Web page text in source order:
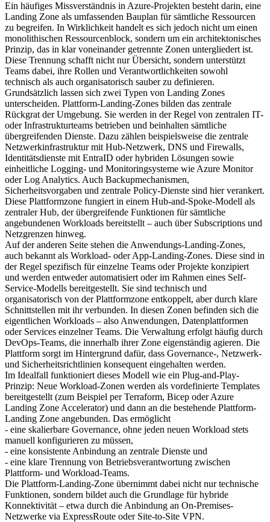
Ein häufiges Missverständnis in Azure-Projekten besteht darin, eine
Landing Zone als umfassenden Bauplan für sämtliche Ressourcen
zu begreifen. In Wirklichkeit handelt es sich jedoch nicht um einen
monolithischen Ressourcenblock, sondern um ein architektonisches
Prinzip, das in klar voneinander getrennte Zonen untergliedert ist.
Diese Trennung schafft nicht nur Übersicht, sondern unterstützt
Teams dabei, ihre Rollen und Verantwortlichkeiten sowohl
technisch als auch organisatorisch sauber zu definieren.
Grundsätzlich lassen sich zwei Typen von Landing Zones
unterscheiden. Plattform-Landing-Zones bilden das zentrale
Rückgrat der Umgebung. Sie werden in der Regel von zentralen IT-
oder Infrastrukturteams betrieben und beinhalten sämtliche
übergreifenden Dienste. Dazu zählen beispielsweise die zentrale
Netzwerkinfrastruktur mit Hub-Netzwerk, DNS und Firewalls,
Identitätsdienste mit EntraID oder hybriden Lösungen sowie
einheitliche Logging- und Monitoringsysteme wie Azure Monitor
oder Log Analytics. Auch Backupmechanismen,
Sicherheitsvorgaben und zentrale Policy-Dienste sind hier verankert.
Diese Plattformzone fungiert in einem Hub-and-Spoke-Modell als
zentraler Hub, der übergreifende Funktionen für sämtliche
angebundenen Workloads bereitstellt – auch über Subscriptions und
Netzgrenzen hinweg.
Auf der anderen Seite stehen die Anwendungs-Landing-Zones,
auch bekannt als Workload- oder App-Landing-Zones. Diese sind in
der Regel spezifisch für einzelne Teams oder Projekte konzipiert
und werden entweder automatisiert oder im Rahmen eines Self-
Service-Modells bereitgestellt. Sie sind technisch und
organisatorisch von der Plattformzone entkoppelt, aber durch klare
Schnittstellen mit ihr verbunden. In diesen Zonen befinden sich die
eigentlichen Workloads – also Anwendungen, Datenplattformen
oder Services einzelner Teams. Die Verwaltung erfolgt häufig durch
DevOps-Teams, die innerhalb ihrer Zone eigenständig agieren. Die
Plattform sorgt im Hintergrund dafür, dass Governance-, Netzwerk-
und Sicherheitsrichtlinien konsequent eingehalten werden.
Im Idealfall funktioniert dieses Modell wie ein Plug-and-Play-
Prinzip: Neue Workload-Zonen werden als vordefinierte Templates
bereitgestellt (zum Beispiel per Terraform, Bicep oder Azure
Landing Zone Accelerator) und dann an die bestehende Plattform-
Landing Zone angebunden. Das ermöglicht
- eine skalierbare Governance, ohne jeden neuen Workload stets
manuell konfigurieren zu müssen,
- eine konsistente Anbindung an zentrale Dienste und
- eine klare Trennung von Betriebsverantwortung zwischen
Plattform- und Workload-Teams.
Die Plattform-Landing-Zone übernimmt dabei nicht nur technische
Funktionen, sondern bildet auch die Grundlage für hybride
Konnektivität – etwa durch die Anbindung an On-Premises-
Netzwerke via ExpressRoute oder Site-to-Site VPN.